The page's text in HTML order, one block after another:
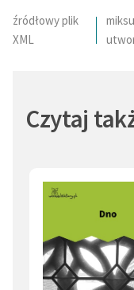
Zima (1)
Koń (1)
źródłowy plik
XML
Czytaj